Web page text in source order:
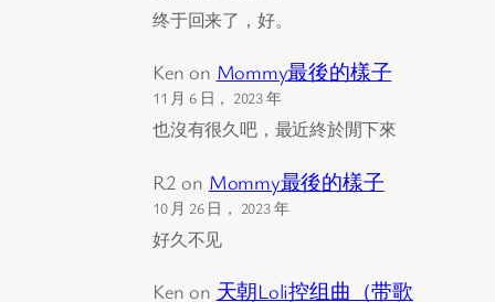
终于回来了，好。
Ken on Mommy最後的樣子
11 月 6 日， 2023 年
也沒有很久吧，最近終於閒下來
R2 on Mommy最後的樣子
10 月 26 日， 2023 年
好久不见
Ken on 天朝Loli控组曲（带歌